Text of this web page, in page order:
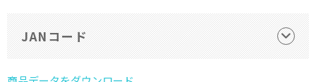
JANコード